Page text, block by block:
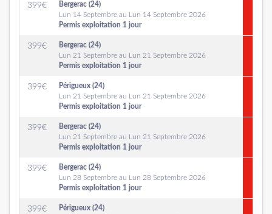
399€
Bergerac (24)
Lun 14 Septembre au Lun 14 Septembre 2026
Permis exploitation 1 jour
399€
Bergerac (24)
Lun 21 Septembre au Lun 21 Septembre 2026
Permis exploitation 1 jour
399€
Périgueux (24)
Lun 21 Septembre au Lun 21 Septembre 2026
Permis exploitation 1 jour
399€
Bergerac (24)
Lun 21 Septembre au Lun 21 Septembre 2026
Permis exploitation 1 jour
399€
Bergerac (24)
Lun 28 Septembre au Lun 28 Septembre 2026
Permis exploitation 1 jour
399€
Périgueux (24)